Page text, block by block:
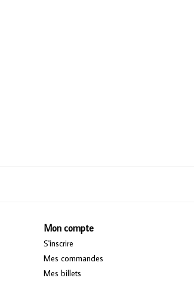
Mon compte
S'inscrire
Mes commandes
Mes billets